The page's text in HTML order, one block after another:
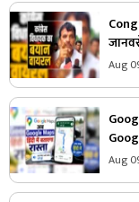
ने
Aug
Aug